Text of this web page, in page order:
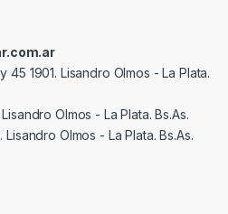
45 1901. Lisandro Olmos - La Plata.
Olmos - La Plata. Bs.As.
Olmos - La Plata. Bs.As.